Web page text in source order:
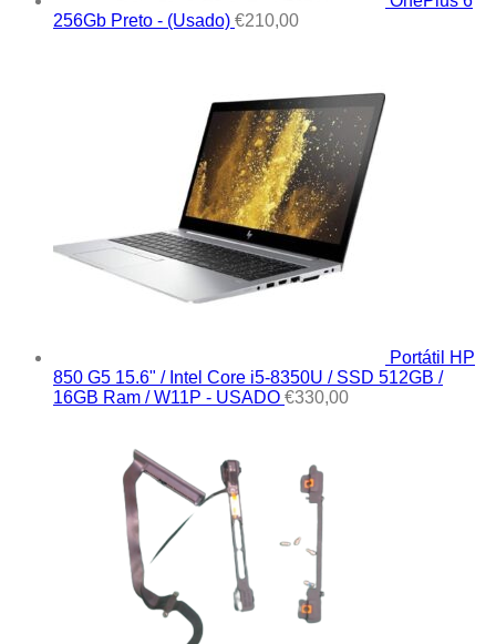
256Gb Preto - (Usado) €210,00
Portátil HP
850 G5 15.6" / Intel Core i5-8350U / SSD 512GB /
16GB Ram / W11P - USADO €330,00